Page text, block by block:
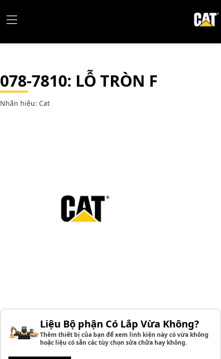
078-7810: LỖ TRÒN F
Nhãn hiệu: Cat
Liệu Bộ phận Có Lắp Vừa Không?
Thêm thiết bị của bạn để xem linh kiện này có vừa không
hoặc liệu có sẵn các tùy chọn sửa chữa hay không.